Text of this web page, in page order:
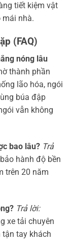
tiết kiệm vật
nhà.
(FAQ)
nóng lâu
thành phần
lão hóa, ngói
búa đập
vẫn không
bao lâu? Trả
hành độ bền
trên 20 năm
Trả lời:
xe tải chuyên
tận tay khách